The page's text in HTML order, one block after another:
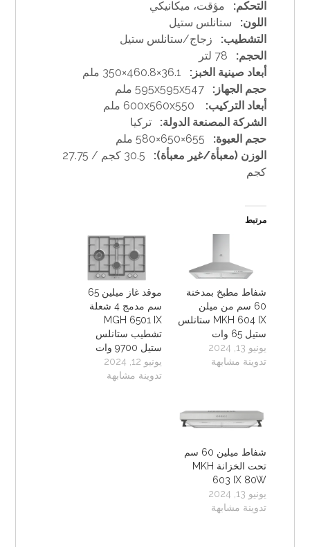
التحكم:
مؤقت، ميكانيكي
اللون:
ستانلس ستيل
التشطيب:
زجاج/ستانلس ستيل
الحجم:
أبعاد صينية الخبز:
حجم الجهاز:
595x595x547 ملم
أبعاد التركيب:
الشركة المصنعة الدولة:
تركيا
حجم العبوة:
الوزن (معبأة/غير معبأة):
30.5 كجم / 27.75
كجم
مرتبط
شفاط مطبخ بمدخنة
60 سم من ميلن
MKH 604 IX ستانلس
ستيل 65 وات
يونيو 13, 2024
تدوينة مشابهة
موقد غاز ميلين 65
سم مدمج 4 شعلة
MGH 6501 IX
تشطيب ستانلس
ستيل 9700 وات
يونيو 12, 2024
تدوينة مشابهة
شفاط ميلين 60 سم
تحت الخزانة MKH
603 IX 80W
يونيو 13, 2024
تدوينة مشابهة